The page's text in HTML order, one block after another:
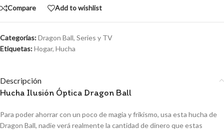
Compare Add to wishlist
Categorías:Dragon Ball, Series y TV
Etiquetas:Hogar, Hucha
Descripción
Hucha Ilusión Óptica Dragon Ball
Para poder ahorrar con un poco de magia y frikismo, usa esta hucha de
Dragon Ball, nadie verá realmente la cantidad de dinero que estas